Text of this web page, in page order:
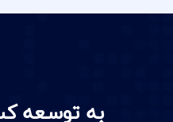
به توسعه